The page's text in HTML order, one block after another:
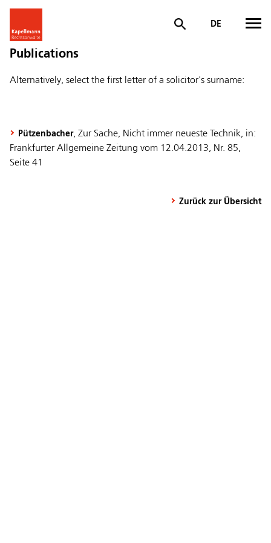
DE
Publications
Alternatively, select the first letter of a solicitor's surname:
Pützenbacher, Zur Sache, Nicht immer neueste Technik, in:
Frankfurter Allgemeine Zeitung vom 12.04.2013, Nr. 85,
Seite 41
Zurück zur Übersicht